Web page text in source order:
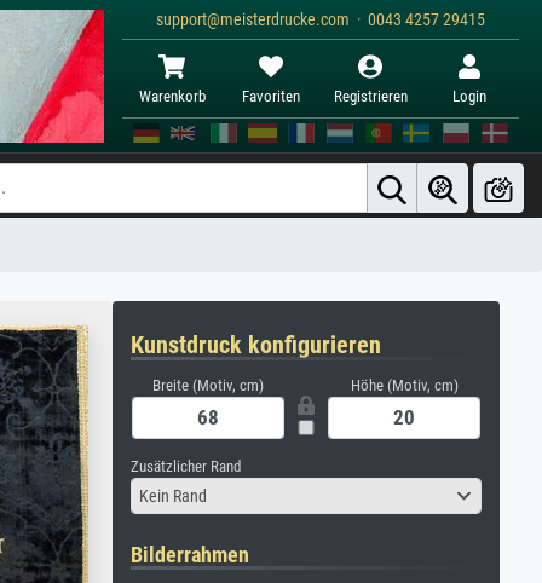
support@meisterdrucke.com · 0043 4257 29415
Warenkorb Favoriten Registrieren Login
Kunstdruck konfigurieren
Breite (Motiv, cm) Höhe (Motiv, cm)
Zusätzlicher Rand
Kein Rand
Bilderrahmen